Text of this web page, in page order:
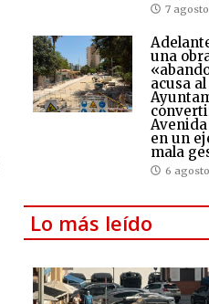
7
una
acusa al
en un
mala
6
Lo más leído